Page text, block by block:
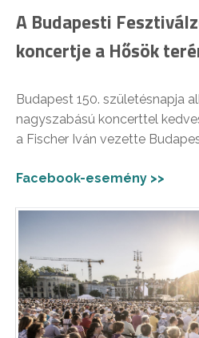
A Budapesti
koncertje a Hősök
Budapest 150. születésnapja
nagyszabású koncerttel
a Fischer Iván vezette
Facebook-esemény >>